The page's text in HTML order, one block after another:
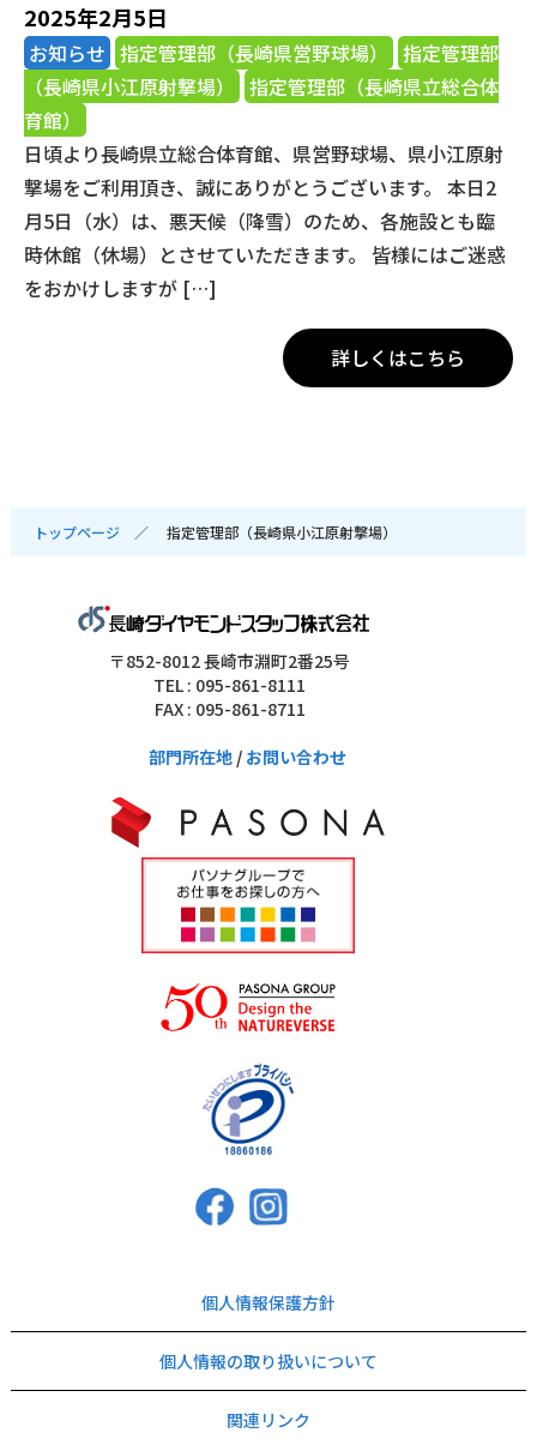
2025年2月5日
お知らせ 指定管理部（長崎県営野球場）
指定管理部
（長崎県小江原射撃場）
指定管理部（長崎県立総合体
育館）
日頃より長崎県立総合体育館、県営野球場、県小江原射
撃場をご利用頂き、誠にありがとうございます。 本日2
月5日（水）は、悪天候（降雪）のため、各施設とも臨
時休館（休場）とさせていただきます。 皆様にはご迷惑
をおかけしますが […]
詳しくはこちら
トップページ 指定管理部（長崎県小江原射撃場）
〒852-8012 長崎市淵町2番25号
TEL : 095-861-8111
FAX : 095-861-8711
部門所在地 / お問い合わせ
個人情報保護方針
個人情報の取り扱いについて
関連リンク